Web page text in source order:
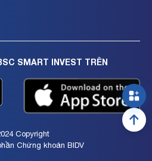
SMART INVEST TRÊN
Copyright
Chứng khoán BIDV